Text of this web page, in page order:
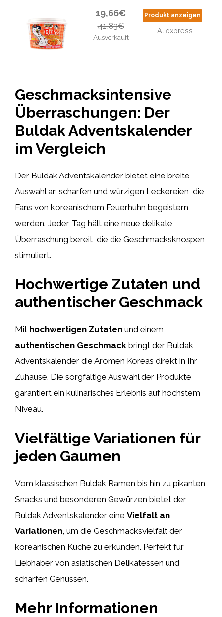
19,66€
41,83€
Ausverkauft
Produkt anzeigen
Aliexpress
Geschmacksintensive
Überraschungen: Der
Buldak Adventskalender
im Vergleich
Der Buldak Adventskalender bietet eine breite
Auswahl an scharfen und würzigen Leckereien, die
Fans von koreanischem Feuerhuhn begeistern
werden. Jeder Tag hält eine neue delikate
Überraschung bereit, die die Geschmacksknospen
stimuliert.
Hochwertige Zutaten und
authentischer Geschmack
Mit hochwertigen Zutaten und einem
authentischen Geschmack bringt der Buldak
Adventskalender die Aromen Koreas direkt in Ihr
Zuhause. Die sorgfältige Auswahl der Produkte
garantiert ein kulinarisches Erlebnis auf höchstem
Niveau.
Vielfältige Variationen für
jeden Gaumen
Vom klassischen Buldak Ramen bis hin zu pikanten
Snacks und besonderen Gewürzen bietet der
Buldak Adventskalender eine Vielfalt an
Variationen , um die Geschmacksvielfalt der
koreanischen Küche zu erkunden. Perfekt für
Liebhaber von asiatischen Delikatessen und
scharfen Genüssen.
Mehr Informationen